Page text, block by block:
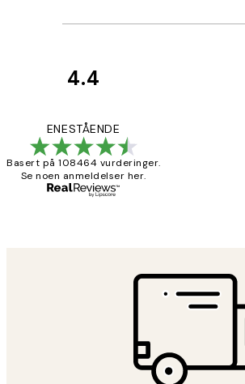
4.4
ENESTÅENDE
Basert på 108464 vurderinger.
Se noen anmeldelser her.